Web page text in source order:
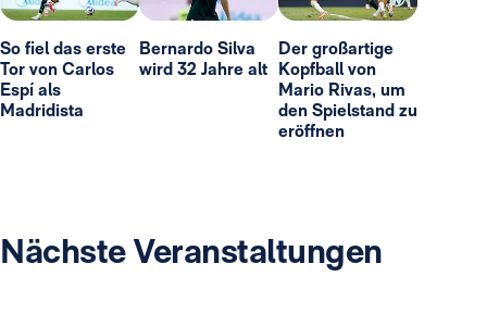
So fiel das erste
Tor von Carlos
Espí als
Madridista
Bernardo Silva
wird 32 Jahre alt
Der großartige
Kopfball von
Mario Rivas, um
den Spielstand zu
eröffnen
Nächste Veranstaltungen